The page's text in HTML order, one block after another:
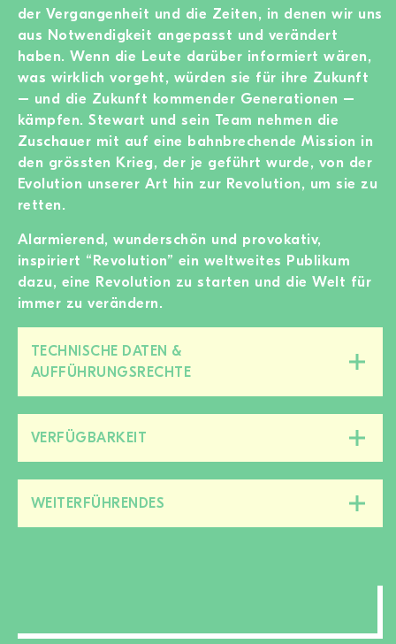
der Vergangenheit und die Zeiten, in denen wir uns
aus Notwendigkeit angepasst und verändert
haben. Wenn die Leute darüber informiert wären,
was wirklich vorgeht, würden sie für ihre Zukunft
– und die Zukunft kommender Generationen –
kämpfen. Stewart und sein Team nehmen die
Zuschauer mit auf eine bahnbrechende Mission in
den grössten Krieg, der je geführt wurde, von der
Evolution unserer Art hin zur Revolution, um sie zu
retten.
Alarmierend, wunderschön und provokativ,
inspiriert “Revolution” ein weltweites Publikum
dazu, eine Revolution zu starten und die Welt für
immer zu verändern.
TECHNISCHE DATEN &
AUFFÜHRUNGSRECHTE
VERFÜGBARKEIT
Bereich
zu-/aufklappen
WEITERFÜHRENDES
Bereich